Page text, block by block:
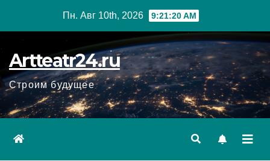
Пн. Авг 10th, 2026 9:21:21 AM
Artteatr24.ru
Строим будущее